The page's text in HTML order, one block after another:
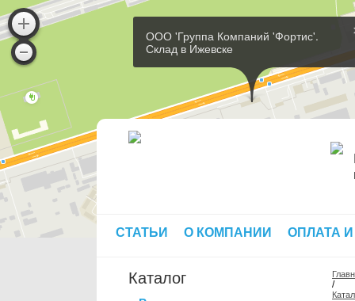
ООО 'Группа Компаний 'Фортис'.
Склад в Ижевске
СТАТЬИ О КОМПАНИИ ОПЛАТА
Каталог /